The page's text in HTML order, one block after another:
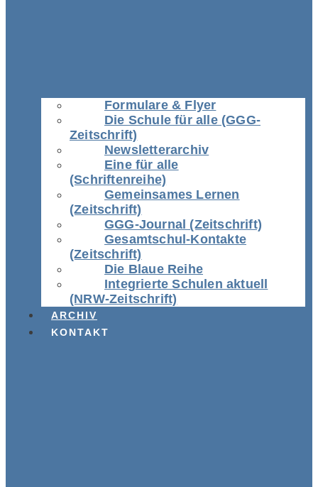
Formulare & Flyer
Die Schule für alle (GGG-
Zeitschrift)
Newsletterarchiv
Eine für alle
(Schriftenreihe)
Gemeinsames Lernen
(Zeitschrift)
GGG-Journal (Zeitschrift)
Gesamtschul-Kontakte
(Zeitschrift)
Die Blaue Reihe
Integrierte Schulen aktuell
(NRW-Zeitschrift)
ARCHIV
KONTAKT